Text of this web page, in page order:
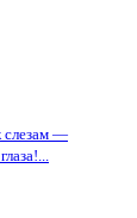
слезам —